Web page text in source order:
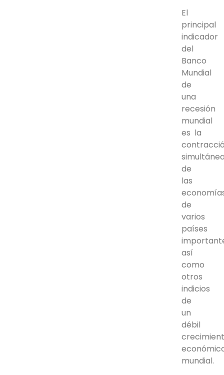
El
principal
indicador
del
Banco
Mundial
de
una
recesión
mundial
es la
de
las
de
varios
países
así
como
otros
indicios
de
un
débil
mundial.